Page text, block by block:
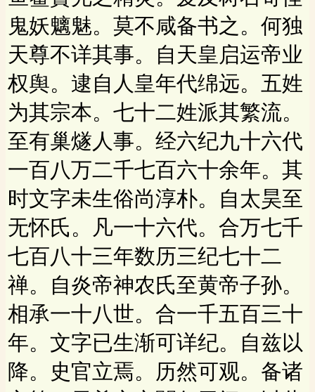
鬼妖魑魅。莫不咸备书之。何独
天尊不详其事。自天皇启运帝业
权舆。逮自人皇年代绵远。五姓
为其宗本。七十二姓派其繁流。
至有巢燧人事。经六纪九十六代
一百八万二千七百六十余年。其
时文字未生俗尚淳朴。自太昊至
无怀氏。凡一十六代。合万七千
七百八十三年数历三纪七十二
禅。自炎帝神农氏至黄帝子孙。
相承一十八世。合一千五百三十
年。文字已生渐可详纪。自兹以
降。史官立焉。历然可观。备诸